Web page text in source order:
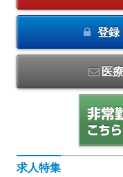
登録
医
求人特集